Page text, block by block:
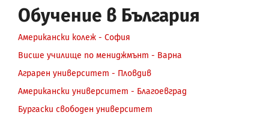
Обучение в България
Американски колеж - София
Висше училище по мениджмънт - Варна
Аграрен университет - Пловдив
Американски университет - Благоевград
Бургаски свободен университет